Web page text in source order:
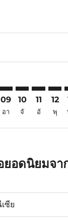
09
อา
10
จั
11
อั
12
พุ
ยอดนิยมจ